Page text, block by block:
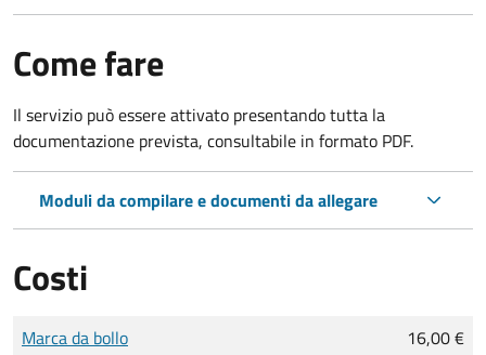
Come fare
Il servizio può essere attivato presentando tutta la
documentazione prevista, consultabile in formato PDF.
Moduli da compilare e documenti da allegare
Costi
Tipo di pagamento
Importo
Marca da bollo 16,00 €